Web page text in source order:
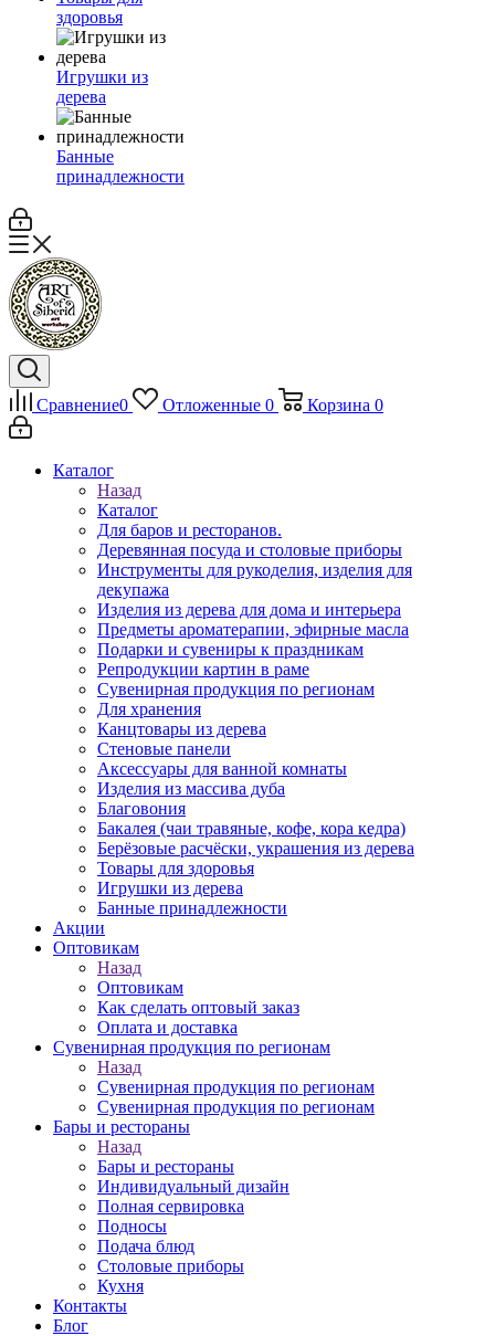
здоровья
Игрушки из
дерева
Банные
принадлежности
Сравнение0 Отложенные 0 Корзина 0
Каталог
Назад
Каталог
Для баров и ресторанов.
Деревянная посуда и столовые приборы
Инструменты для рукоделия, изделия для
декупажа
Изделия из дерева для дома и интерьера
Предметы ароматерапии, эфирные масла
Подарки и сувениры к праздникам
Репродукции картин в раме
Сувенирная продукция по регионам
Для хранения
Канцтовары из дерева
Стеновые панели
Аксессуары для ванной комнаты
Изделия из массива дуба
Благовония
Бакалея (чаи травяные, кофе, кора кедра)
Берёзовые расчёски, украшения из дерева
Товары для здоровья
Игрушки из дерева
Банные принадлежности
Акции
Оптовикам
Назад
Оптовикам
Как сделать оптовый заказ
Оплата и доставка
Сувенирная продукция по регионам
Назад
Сувенирная продукция по регионам
Сувенирная продукция по регионам
Бары и рестораны
Назад
Бары и рестораны
Индивидуальный дизайн
Полная сервировка
Подносы
Подача блюд
Столовые приборы
Кухня
Контакты
Блог